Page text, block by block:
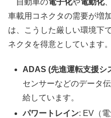
車載用コネクタの需要が増
は、こうした厳しい環境下
ネクタを得意としています
ADAS (先進運転支援シ
センサーなどのデータ
給しています。
パワートレイン: EV（